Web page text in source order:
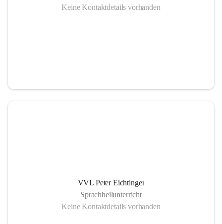
Keine Kontaktdetails vorhanden
VVL Peter Eichtinger
Sprachheilunterricht
Keine Kontaktdetails vorhanden